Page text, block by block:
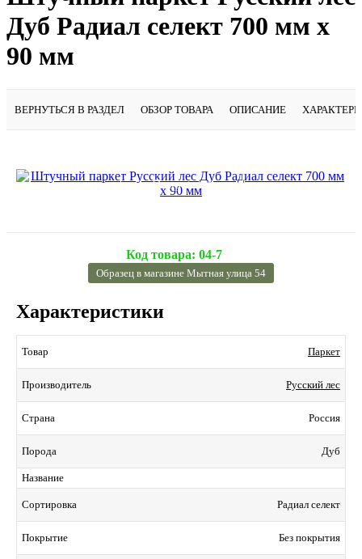
Дуб Радиал cелект 700 мм х
90 мм
ВЕРНУТЬСЯ В РАЗДЕЛ ОБЗОР ТОВАРА ОПИСАНИЕ
Подробнее
Код товара: 04-7
Образец в магазине Мытная улица 54
Характеристики
Товар Паркет
Производитель Русский лес
Страна Россия
Порода Дуб
Название
Сортировка Радиал cелект
Покрытие Без покрытия